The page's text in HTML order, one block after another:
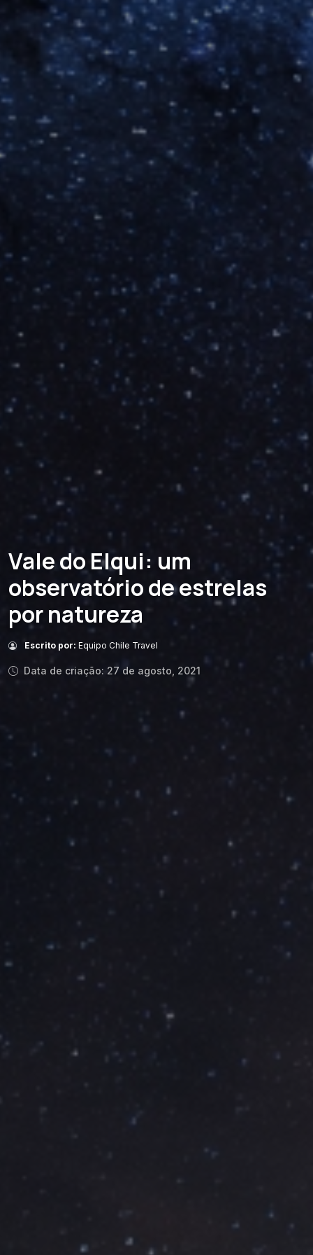
Vale do Elqui: um
observatório de estrelas
por natureza
Escrito por: Equipo Chile Travel
Data de criação: 27 de agosto, 2021